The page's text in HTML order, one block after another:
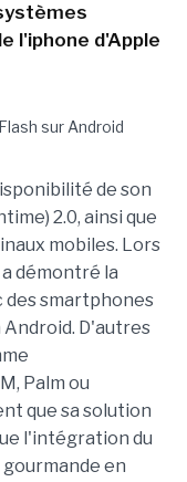
l'iphone d'Apple
de son
2.0, ainsi que
mobiles. Lors
démontré la
des smartphones
D'autres
Palm ou
que sa solution
l'intégration du
en